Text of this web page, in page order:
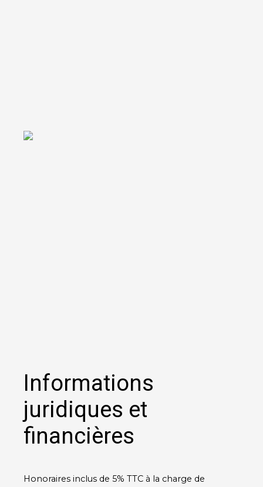
Informations
juridiques et
financières
Honoraires inclus de 5% TTC à la charge de